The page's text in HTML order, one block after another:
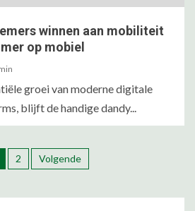
winnen aan mobiliteit
op mobiel
groei van moderne digitale
blijft de handige dandy...
2 Volgende